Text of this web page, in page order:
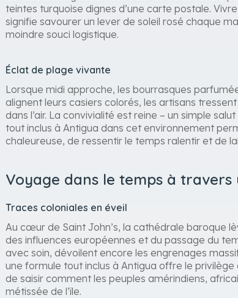
teintes turquoise dignes d’une carte postale.
signifie savourer un lever de soleil rosé chaque
moindre souci logistique.
Éclat de plage vivante
Lorsque midi approche, les bourrasques
alignent leurs casiers colorés, les artisans
dans l’air. La convivialité est reine – un simple
tout inclus à Antigua dans cet environnement
chaleureuse, de ressentir le temps ralentir et de
Voyage dans le temps à
Traces coloniales en éveil
Au cœur de Saint John’s, la cathédrale baroque
des influences européennes et du passage du
avec soin, dévoilent encore les engrenages
une formule tout inclus à Antigua offre le
de saisir comment les peuples amérindiens,
métissée de l’île.